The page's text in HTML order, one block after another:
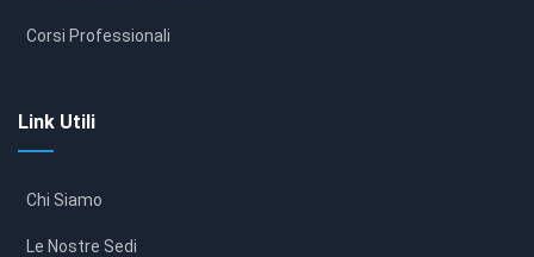
Corsi Professionali
Link Utili
Chi Siamo
Le Nostre Sedi